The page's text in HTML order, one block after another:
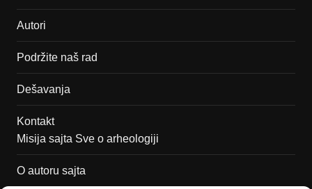
Autori
Podržite naš rad
Dešavanja
Kontakt
Misija sajta Sve o arheologiji
O autoru sajta